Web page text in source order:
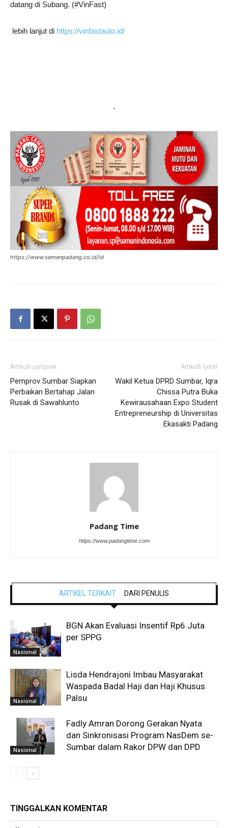
datang di Subang. (#VinFast)
lebih lanjut di https://vinfastauto.id/
*
https://www.semenpadang.co.id/id
Artikulli paraprak
Pemprov Sumbar Siapkan
Perbaikan Bertahap Jalan
Rusak di Sawahlunto
Artikulli tjetër
Wakil Ketua DPRD Sumbar, Iqra
Chissa Putra Buka
Kewirausahaan Expo Student
Entrepreneurship di Universitas
Ekasakti Padang
Padang Time
https://www.padangtime.com
ARTIKEL TERKAIT DARI PENULIS
Nasional
BGN Akan Evaluasi Insentif Rp6 Juta
per SPPG
Nasional
Lisda Hendrajoni Imbau Masyarakat
Waspada Badal Haji dan Haji Khusus
Palsu
Nasional
Fadly Amran Dorong Gerakan Nyata
dan Sinkronisasi Program NasDem se-
Sumbar dalam Rakor DPW dan DPD
TINGGALKAN KOMENTAR